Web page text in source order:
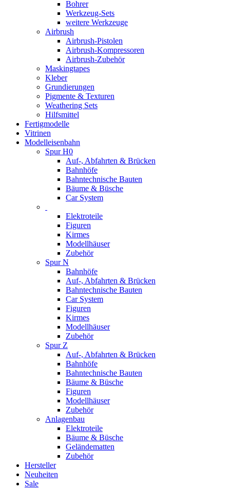
Bohrer
Werkzeug-Sets
weitere Werkzeuge
Airbrush
Airbrush-Pistolen
Airbrush-Kompressoren
Airbrush-Zubehör
Maskingtapes
Kleber
Grundierungen
Pigmente & Texturen
Weathering Sets
Hilfsmittel
Fertigmodelle
Vitrinen
Modelleisenbahn
Spur H0
Auf-, Abfahrten & Brücken
Bahnhöfe
Bahntechnische Bauten
Bäume & Büsche
Car System
Elektroteile
Figuren
Kirmes
Modellhäuser
Zubehör
Spur N
Bahnhöfe
Auf-, Abfahrten & Brücken
Bahntechnische Bauten
Car System
Figuren
Kirmes
Modellhäuser
Zubehör
Spur Z
Auf-, Abfahrten & Brücken
Bahnhöfe
Bahntechnische Bauten
Bäume & Büsche
Figuren
Modellhäuser
Zubehör
Anlagenbau
Elektroteile
Bäume & Büsche
Geländematten
Zubehör
Hersteller
Neuheiten
Sale